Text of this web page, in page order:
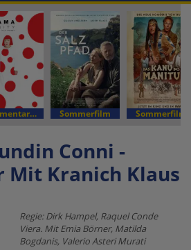
Dokumentarfilm Sommerfilm Sommerfilm
Conni -
Mit Kranich Klaus
Regie: Dirk Hampel, Raquel Conde
Viera. Mit Emia Börner, Matilda
Bogdanis, Valerio Asteri Murati